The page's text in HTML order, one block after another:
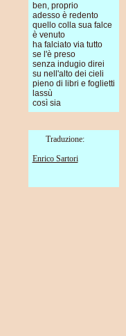
ben, proprio
adesso è redento
quello colla sua falce
è venuto
ha falciato via tutto
se l'è preso
senza indugio direi
su nell'alto dei cieli
pieno di libri e foglietti
lassù
così sia
Traduzione:
Enrico Sartori